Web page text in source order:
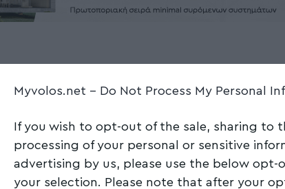
Myvolos.net - Do Not Process My Personal
If you wish to opt-out of the sale, sharing to
processing of your personal or sensitive
advertising by us, please use the below
your selection. Please note that after your
: Στην αποφοίτηση
– Το βίντεο